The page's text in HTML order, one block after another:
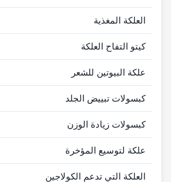
العلكة المغذية
كيتو التفاح العلكة
علكة البيوتين للشعر
كبسولات تبييض الجلد
كبسولات زيادة الوزن
علكة لتوسيع المؤخرة
العلكة التي تدعم الكولاجين